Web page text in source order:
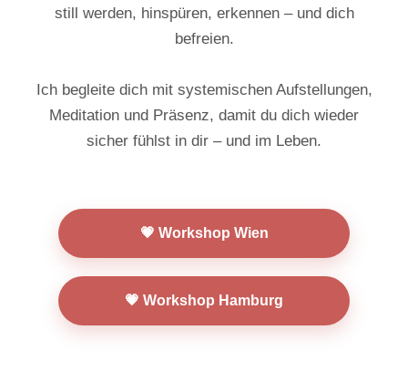
still werden, hinspüren, erkennen – und dich
befreien.
Ich begleite dich mit systemischen Aufstellungen,
Meditation und Präsenz, damit du dich wieder
sicher fühlst in dir – und im Leben.
💗 Workshop Wien
💗 Workshop Hamburg